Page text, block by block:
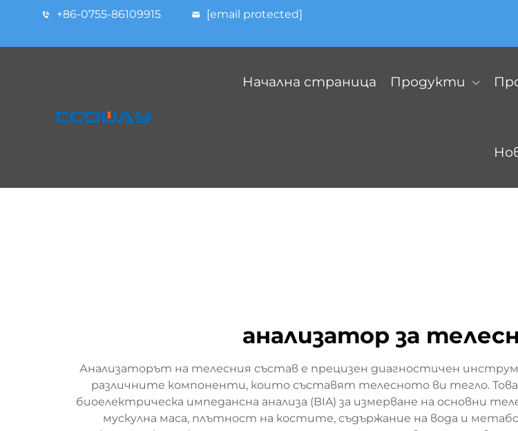
+86-0755-86109915 [email protected]
Начална страница Продукти
анализатор за
Анализаторът на телесния състав е прецизен диагностичен
различните компоненти, които съставят телесното ви тегло.
биоелектрическа импедансна анализа (BIA) за измерване на основни
мускулна маса, плътност на костите, съдържание на вода и